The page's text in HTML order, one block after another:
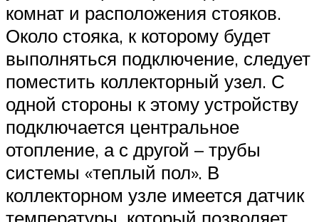
комнат и расположения стояков.
Около стояка, к которому будет
выполняться подключение, следует
поместить коллекторный узел. С
одной стороны к этому устройству
подключается центральное
отопление, а с другой – трубы
системы «теплый пол». В
коллекторном узле имеется датчик